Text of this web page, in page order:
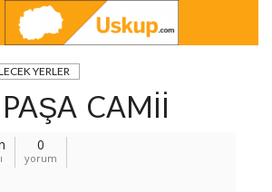
YERLER
CAMII
0
yorum